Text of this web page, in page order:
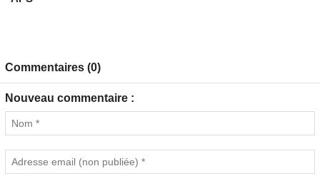
Commentaires (0)
Nouveau commentaire :